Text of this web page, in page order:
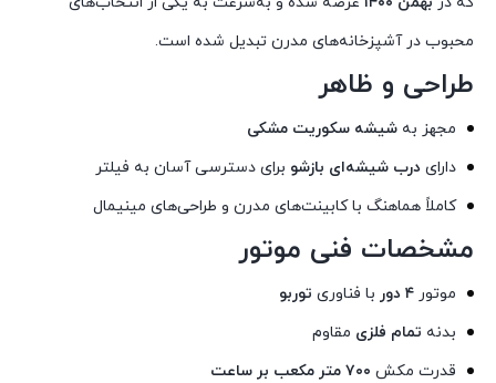
محبوب در آشپزخانه‌های مدرن تبدیل شده است.
طراحی و ظاهر
مجهز به شیشه سکوریت مشکی
دارای درب شیشه‌ای بازشو برای دسترسی آسان به فیلتر
کاملاً هماهنگ با کابینت‌های مدرن و طراحی‌های مینیمال
مشخصات فنی موتور
موتور ۴ دور با فناوری توربو
بدنه تمام فلزی مقاوم
قدرت مکش ۷۰۰ متر مکعب بر ساعت